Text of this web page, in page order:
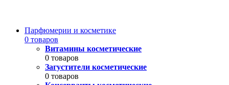
Парфюмерии и косметике
0 товаров
Витамины косметические
0 товаров
Загустители косметические
0 товаров